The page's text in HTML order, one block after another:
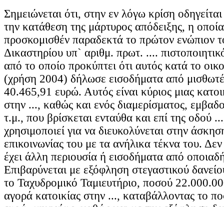
Σημειώνεται ότι, στην εν λόγω κρίση
την κατάθεση της μάρτυρος απόδειξης, η
προσκομισθέν παραδεκτά το πρώτον ενώπιον
Δικαστηρίου υπ` αριθμ. πρωτ. ....
από το οποίο προκύπτει ότι αυτός κατά το
(χρήση 2004) δήλωσε εισοδήματα από
40.465,91 ευρώ. Αυτός είναι κύριος μιας
στην ..., καθώς και ενός διαμερίσματος,
τ.μ., που βρίσκεται ενταύθα και επί της οδού
χρησιμοποιεί για να διευκολύνεται στην
επικοινωνίας του με τα ανήλικα τέκνα του.
έχει άλλη περιουσία ή εισοδήματα από
Επιβαρύνεται με εξόφληση στεγαστικού
το Ταχυδρομικό Ταμιευτήριο, ποσού
αγορά κατοικίας στην ..., καταβάλλοντας το